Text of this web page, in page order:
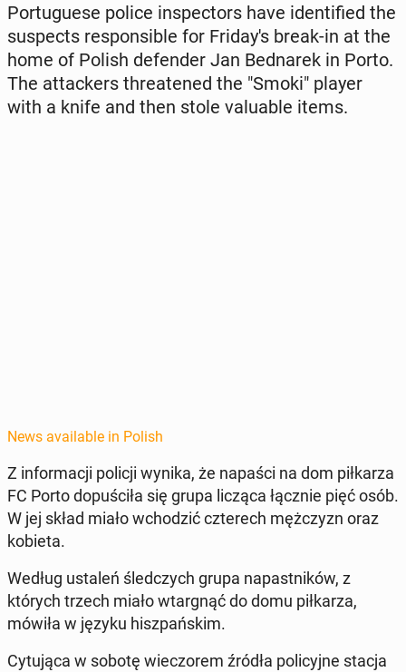
Por­tuguese police in­spec­tors have iden­ti­fied the
sus­pects re­spon­si­ble for Fri­day's break-in at the
home of Polish de­fend­er Jan Bednarek in Porto.
The at­tack­ers threat­ened the "Smoki" player
with a knife and then stole valu­able items.
News available in Polish
Z in­for­ma­cji policji wynika, że napaści na dom piłkarza
FC Porto dop­uś­ciła się grupa licząca łącznie pięć osób.
W jej skład miało wchodz­ić czterech mężczyzn oraz
kobieta.
Według ustaleń śled­czych grupa na­past­ników, z
których trzech miało wtargnąć do domu piłkarza,
mówiła w języku hisz­pańskim.
Cy­tu­ją­ca w sobotę wiec­zorem źródła pol­i­cyjne stacja